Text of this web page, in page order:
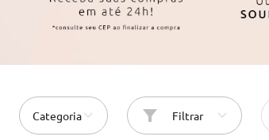
Categoria Filtrar
7º
tenis couro
9º
cinto
10º anabela